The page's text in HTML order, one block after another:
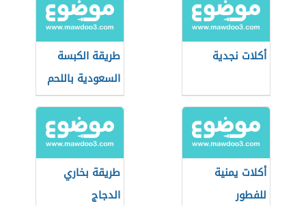
أكلات نجدية
طريقة الكبسة
السعودية باللحم
أكلات يمنية
للفطور
طريقة بخاري
الدجاج